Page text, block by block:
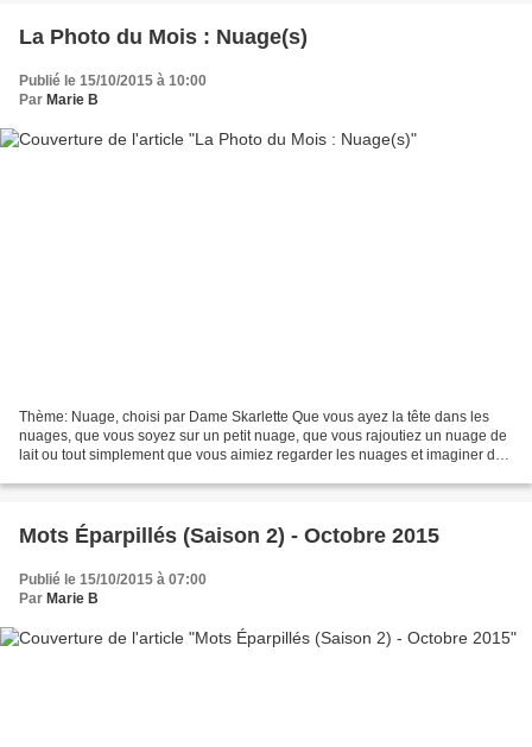
La Photo du Mois : Nuage(s)
Publié le 15/10/2015 à 10:00
Par Marie B
Thème: Nuage, choisi par Dame Skarlette Que vous ayez la tête dans les
nuages, que vous soyez sur un petit nuage, que vous rajoutiez un nuage de
lait ou tout simplement que vous aimiez regarder les nuages et imaginer des
Mots Éparpillés (Saison 2) - Octobre 2015
Publié le 15/10/2015 à 07:00
Par Marie B